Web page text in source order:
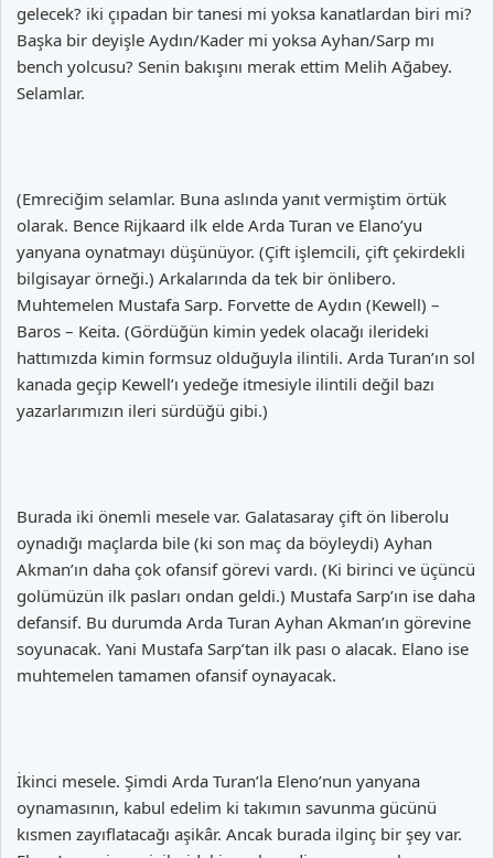
gelecek? iki çıpadan bir tanesi mi yoksa kanatlardan biri mi?
Başka bir deyişle Aydın/Kader mi yoksa Ayhan/Sarp mı
bench yolcusu? Senin bakışını merak ettim Melih Ağabey.
Selamlar.
(Emreciğim selamlar. Buna aslında yanıt vermiştim örtük
olarak. Bence Rijkaard ilk elde Arda Turan ve Elano’yu
yanyana oynatmayı düşünüyor. (Çift işlemcili, çift çekirdekli
bilgisayar örneği.) Arkalarında da tek bir önlibero.
Muhtemelen Mustafa Sarp. Forvette de Aydın (Kewell) –
Baros – Keita. (Gördüğün kimin yedek olacağı ilerideki
hattımızda kimin formsuz olduğuyla ilintili. Arda Turan’ın sol
kanada geçip Kewell’ı yedeğe itmesiyle ilintili değil bazı
yazarlarımızın ileri sürdüğü gibi.)
Burada iki önemli mesele var. Galatasaray çift ön liberolu
oynadığı maçlarda bile (ki son maç da böyleydi) Ayhan
Akman’ın daha çok ofansif görevi vardı. (Ki birinci ve üçüncü
golümüzün ilk pasları ondan geldi.) Mustafa Sarp’ın ise daha
defansif. Bu durumda Arda Turan Ayhan Akman’ın görevine
soyunacak. Yani Mustafa Sarp’tan ilk pası o alacak. Elano ise
muhtemelen tamamen ofansif oynayacak.
İkinci mesele. Şimdi Arda Turan’la Eleno’nun yanyana
oynamasının, kabul edelim ki takımın savunma gücünü
kısmen zayıflatacağı aşikâr. Ancak burada ilginç bir şey var.